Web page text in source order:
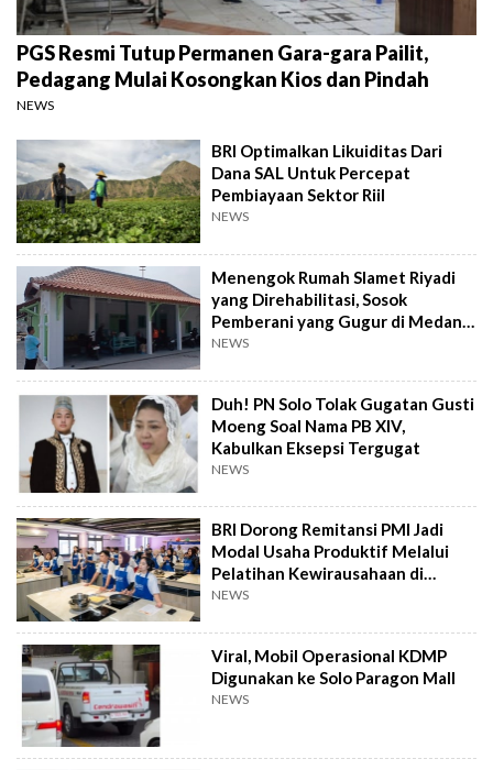
PGS Resmi Tutup Permanen Gara-gara Pailit,
Pedagang Mulai Kosongkan Kios dan Pindah
NEWS
BRI Optimalkan Likuiditas Dari
Dana SAL Untuk Percepat
Pembiayaan Sektor Riil
NEWS
Menengok Rumah Slamet Riyadi
yang Direhabilitasi, Sosok
Pemberani yang Gugur di Medan
Perang
NEWS
Duh! PN Solo Tolak Gugatan Gusti
Moeng Soal Nama PB XIV,
Kabulkan Eksepsi Tergugat
NEWS
BRI Dorong Remitansi PMI Jadi
Modal Usaha Produktif Melalui
Pelatihan Kewirausahaan di
Taiwan
NEWS
Viral, Mobil Operasional KDMP
Digunakan ke Solo Paragon Mall
NEWS